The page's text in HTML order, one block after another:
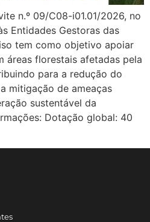
n.º 09/C08-i01.01/2026, no
Entidades Gestoras das
tem como objetivo apoiar
áreas florestais afetadas pela
para a redução do
mitigação de ameaças
sustentável da
Dotação global: 40